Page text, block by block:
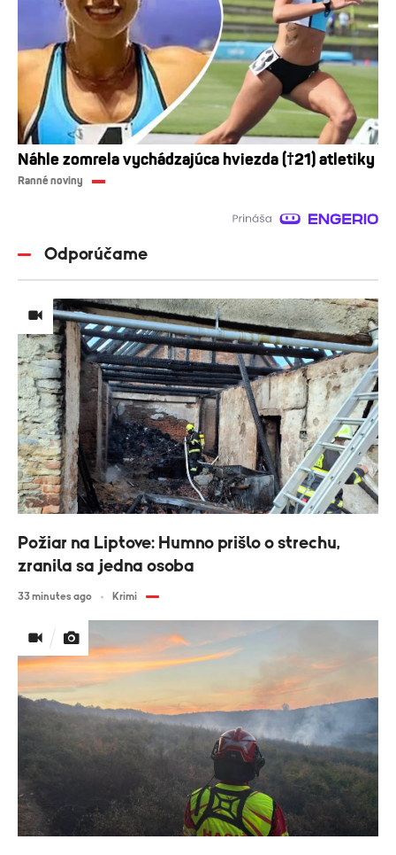
Náhle zomrela vychádzajúca hviezda (†21) atletiky
Ranné noviny
Odporúčame
Požiar na Liptove: Humno prišlo o strechu,
zranila sa jedna osoba
33 minutes ago Krimi